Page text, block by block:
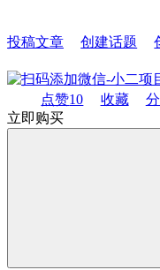
投稿文章 创建话题
点赞10 收藏
立即购买